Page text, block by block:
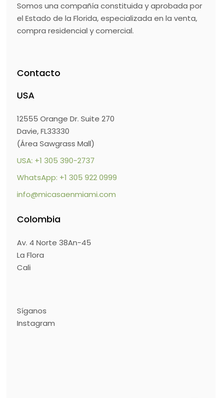
Somos una compañía constituida y aprobada por
el Estado de la Florida, especializada en la venta,
compra residencial y comercial.
Contacto
USA
12555 Orange Dr. Suite 270
Davie, FL33330
(Área Sawgrass Mall)
USA: +1 305 390-2737
WhatsApp: +1 305 922 0999
info@micasaenmiami.com
Colombia
Av. 4 Norte 38An-45
La Flora
Cali
Síganos
Instagram